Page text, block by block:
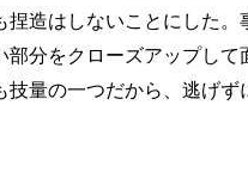
捏造はしないことにした。
部分をクローズアップして
技量の一つだから、逃げず